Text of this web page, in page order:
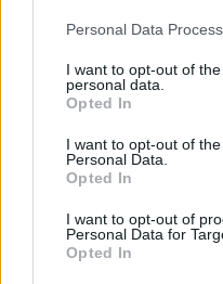
Personal Data
I want to opt-out of
personal data.
Opted In
I want to opt-out of
Personal Data.
Opted In
I want to opt-out of
Personal Data for
Opted In
και ότι σου κάνει κλικ!
Ακολουθήστε το